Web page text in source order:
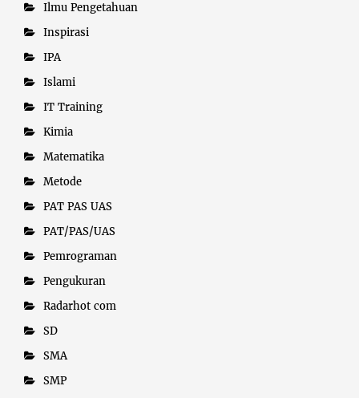
Ilmu Pengetahuan
Inspirasi
IPA
Islami
IT Training
Kimia
Matematika
Metode
PAT PAS UAS
PAT/PAS/UAS
Pemrograman
Pengukuran
Radarhot com
SD
SMA
SMP